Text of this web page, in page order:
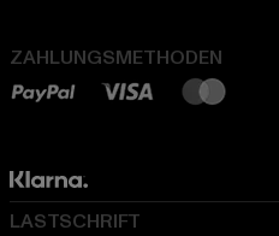
ZAHLUNGSMETHODEN
LASTSCHRIFT